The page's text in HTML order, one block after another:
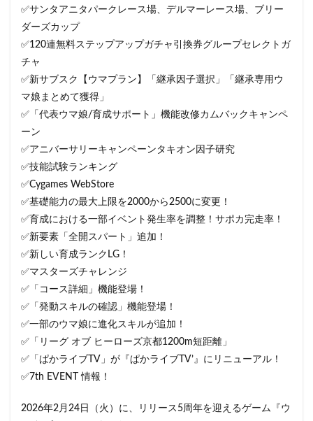
✅サンタアニタパークレース場、デルマーレース場、ブリー
ダーズカップ
✅120連無料ステップアップガチャ引換券グループセレクトガ
チャ
✅新サブスク【ウマプラン】「継承因子選択」「継承専用ウ
マ娘まとめて獲得」
✅「代表ウマ娘/育成サポート」機能改修カムバックキャンペ
ーン
✅アニバーサリーキャンペーンタキオン因子研究
✅技能試験ランキング
✅Cygames WebStore
✅基礎能力の最大上限を2000から2500に変更！
✅育成における一部イベント発生率を調整！サポカ完走率！
✅新要素「全開スパート」追加！
✅新しい育成ランクLG！
✅マスターズチャレンジ
✅「コース詳細」機能登場！
✅「発動スキルの確認」機能登場！
✅一部のウマ娘に進化スキルが追加！
✅「リーグ オブ ヒーローズ京都1200m短距離」
✅「ぱかライブTV」が『ぱかライブTV’』にリニューアル！
✅7th EVENT 情報！
2026年2月24日（火）に、リリース5周年を迎えるゲーム『ウ